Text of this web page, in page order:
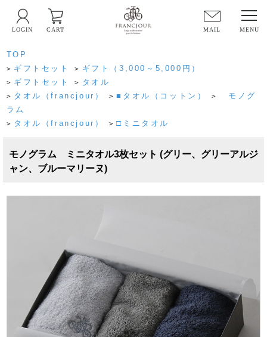
MAIL
LOGIN CART
TOP
> ギフトセット > ギフト（3,000～5,000円）
> ギフトセット > タオル
> タオル（francjour） > ■タオル（コットン） >
モノグ
ラム
> タオル（francjour） > □ミニタオル
モノグラム ミニタオル3枚セット (グリー、グリーアルジ
ャン、ブルーマリーヌ)